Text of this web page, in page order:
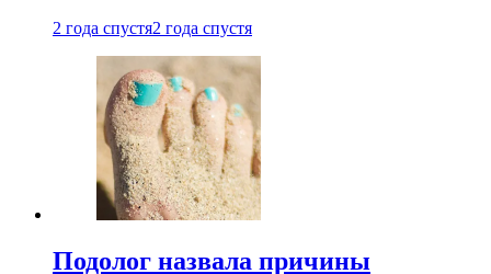
2 года спустя2 года спустя
Подолог назвала причины